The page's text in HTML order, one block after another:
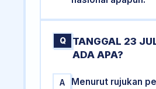
Q
TANGGAL 23
ADA APA?
A
Menurut rujukan